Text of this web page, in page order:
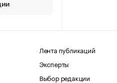
Лента публикаций
Эксперты
Выбор редакции